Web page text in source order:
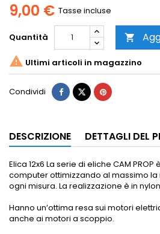
9,00 € Tasse incluse
Quantità 
 Ultimi articoli in magazzino
Condividi
DESCRIZIONE DETTAGLI DEL
Elica 12x6 La serie di eliche CAM
computer ottimizzando al massimo
ogni misura. La realizzazione è in
Hanno un’ottima resa sui motori
anche ai motori a scoppio.